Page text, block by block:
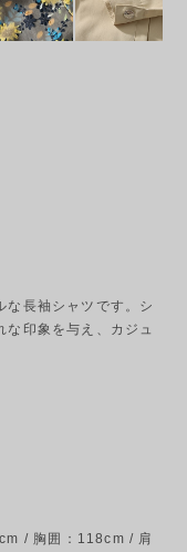
な長袖シャツです。シ
印象を与え、カジュ
/ 胸囲：118cm / 肩